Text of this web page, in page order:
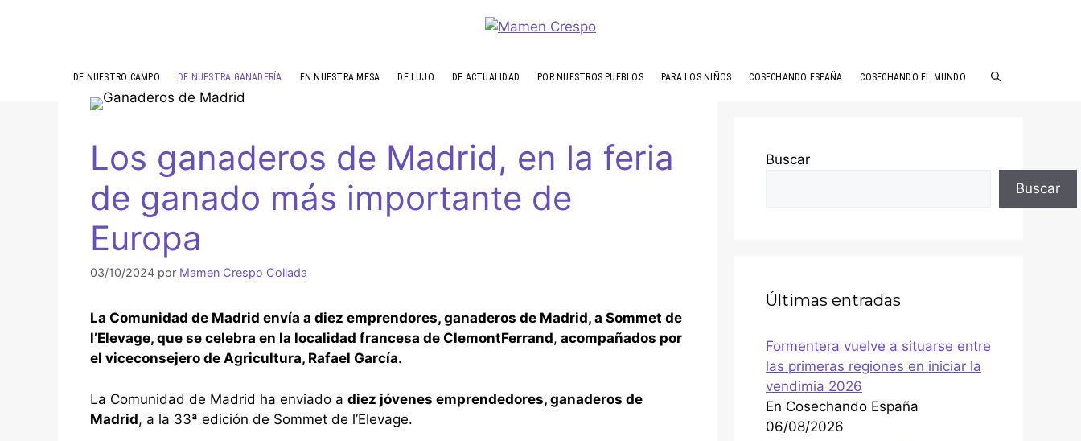
DE NUESTRO CAMPO DE NUESTRA GANADERÍA EN NUESTRA MESA DE LUJO DE ACTUALIDAD POR NUESTROS PUEBLOS PARA LOS NIÑOS COSECHANDO ESPAÑA COSECHANDO EL MUNDO
Los ganaderos de Madrid, en la feria
de ganado más importante de
Europa
03/10/2024 por Mamen Crespo Collada
La Comunidad de Madrid envía a diez emprendores, ganaderos de Madrid, a Sommet de
l’Elevage, que se celebra en la localidad francesa de ClemontFerrand, acompañados por
el viceconsejero de Agricultura, Rafael García.
La Comunidad de Madrid ha enviado a diez jóvenes emprendedores, ganaderos de
Madrid, a la 33ª edición de Sommet de l’Elevage.
Buscar
Buscar
Últimas entradas
Formentera vuelve a situarse entre
las primeras regiones en iniciar la
vendimia 2026
En Cosechando España
06/08/2026